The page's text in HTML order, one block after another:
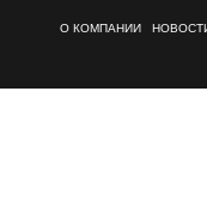
О КОМПАНИИ